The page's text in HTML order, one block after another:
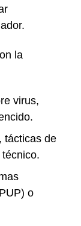
la
virus,
tácticas de
o